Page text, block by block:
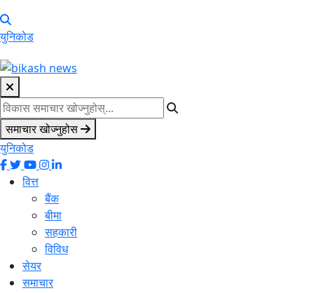
युनिकोड
समाचार खोज्नुहोस
युनिकोड
वित्त
बैंक
बीमा
सहकारी
विविध
सेयर
समाचार